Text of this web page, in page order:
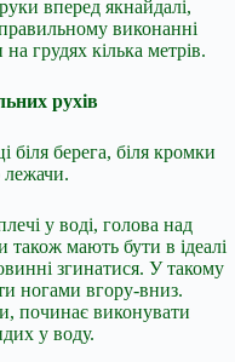
вперед якнайдалі,
виконанні
грудях кілька метрів.
рухів
біля берега, біля кромки
у воді, голова над
мають бути в ідеалі
згинатися. У такому
ногами вгору-вниз.
починає виконувати
у воду.